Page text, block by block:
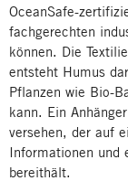
OceanSafe-
fachgerechten
können. Die
entsteht Humus
Pflanzen wie Bio-
kann. Ein
versehen, der auf
Informationen und
bereithält.